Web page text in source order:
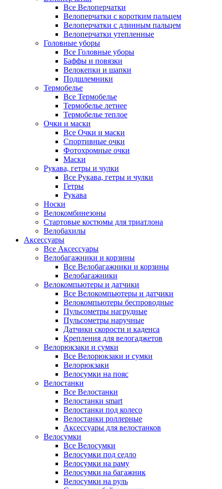
Все Велоперчатки
Велоперчатки с коротким пальцем
Велоперчатки с длинным пальцем
Велоперчатки утепленные
Головные уборы
Все Головные уборы
Баффы и повязки
Велокепки и шапки
Подшлемники
Термобелье
Все Термобелье
Термобелье летнее
Термобелье теплое
Очки и маски
Все Очки и маски
Спортивные очки
Фотохромные очки
Маски
Рукава, гетры и чулки
Все Рукава, гетры и чулки
Гетры
Рукава
Носки
Велокомбинезоны
Стартовые костюмы для триатлона
Велобахилы
Аксессуары
Все Аксессуары
Велобагажники и корзины
Все Велобагажники и корзины
Велобагажники
Велокомпьютеры и датчики
Все Велокомпьютеры и датчики
Велокомпьютеры беспроводные
Пульсометры нагрудные
Пульсометры наручные
Датчики скорости и каденса
Крепления для велогаджетов
Велорюкзаки и сумки
Все Велорюкзаки и сумки
Велорюкзаки
Велосумки на пояс
Велостанки
Все Велостанки
Велостанки smart
Велостанки под колесо
Велостанки роллерные
Аксессуары для велостанков
Велосумки
Все Велосумки
Велосумки под седло
Велосумки на раму
Велосумки на багажник
Велосумки на руль